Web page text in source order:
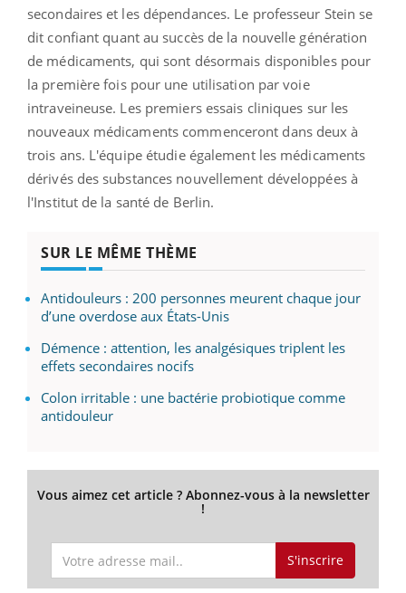
secondaires et les dépendances. Le professeur Stein se
dit confiant quant au succès de la nouvelle génération
de médicaments, qui sont désormais disponibles pour
la première fois pour une utilisation par voie
intraveineuse. Les premiers essais cliniques sur les
nouveaux médicaments commenceront dans deux à
trois ans. L'équipe étudie également les médicaments
dérivés des substances nouvellement développées à
l'Institut de la santé de Berlin.
SUR LE MÊME THÈME
Antidouleurs : 200 personnes meurent chaque jour
d’une overdose aux États-Unis
Démence : attention, les analgésiques triplent les
effets secondaires nocifs
Colon irritable : une bactérie probiotique comme
antidouleur
Vous aimez cet article ? Abonnez-vous à la newsletter
!
S'inscrire